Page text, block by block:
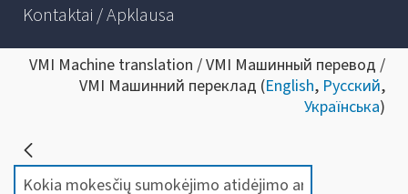
Kontaktai / Apklausa
VMI Machine translation / VMI Машинный перевод /
VMI Машинний переклад (English, Русский,
Українська)